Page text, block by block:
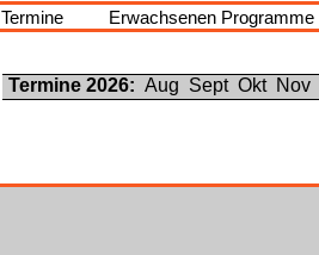
Termine Erwachsenen Programme
Termine 2026: Aug Sept Okt Nov